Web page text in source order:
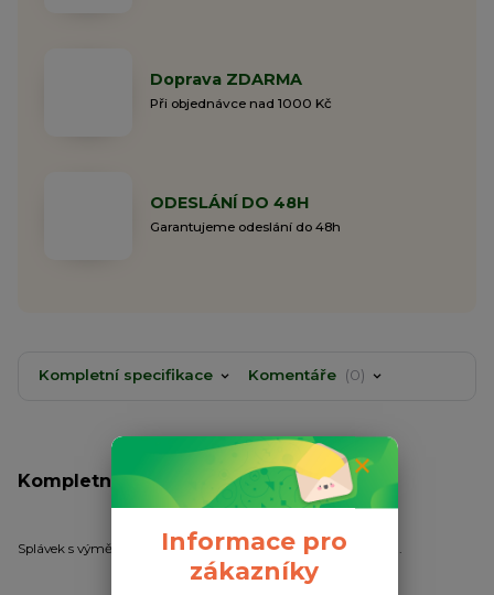
Doprava ZDARMA
Při objednávce nad 1000 Kč
ODESLÁNÍ DO 48H
Garantujeme odeslání do 48h
Kompletní specifikace Komentáře 0
Kompletní specifikace
Splávek s výměnnou anténkou na chemické světélko 4,5 mm.
Informace pro
zákazníky